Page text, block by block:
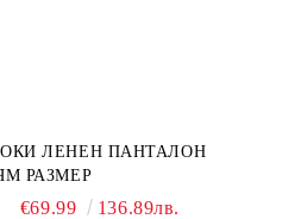
ЛЕНЕН ПАНТАЛОН
РАЗМЕР
€69.99 136.89лв.